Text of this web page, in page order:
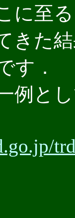
に至
きた
す．
例と